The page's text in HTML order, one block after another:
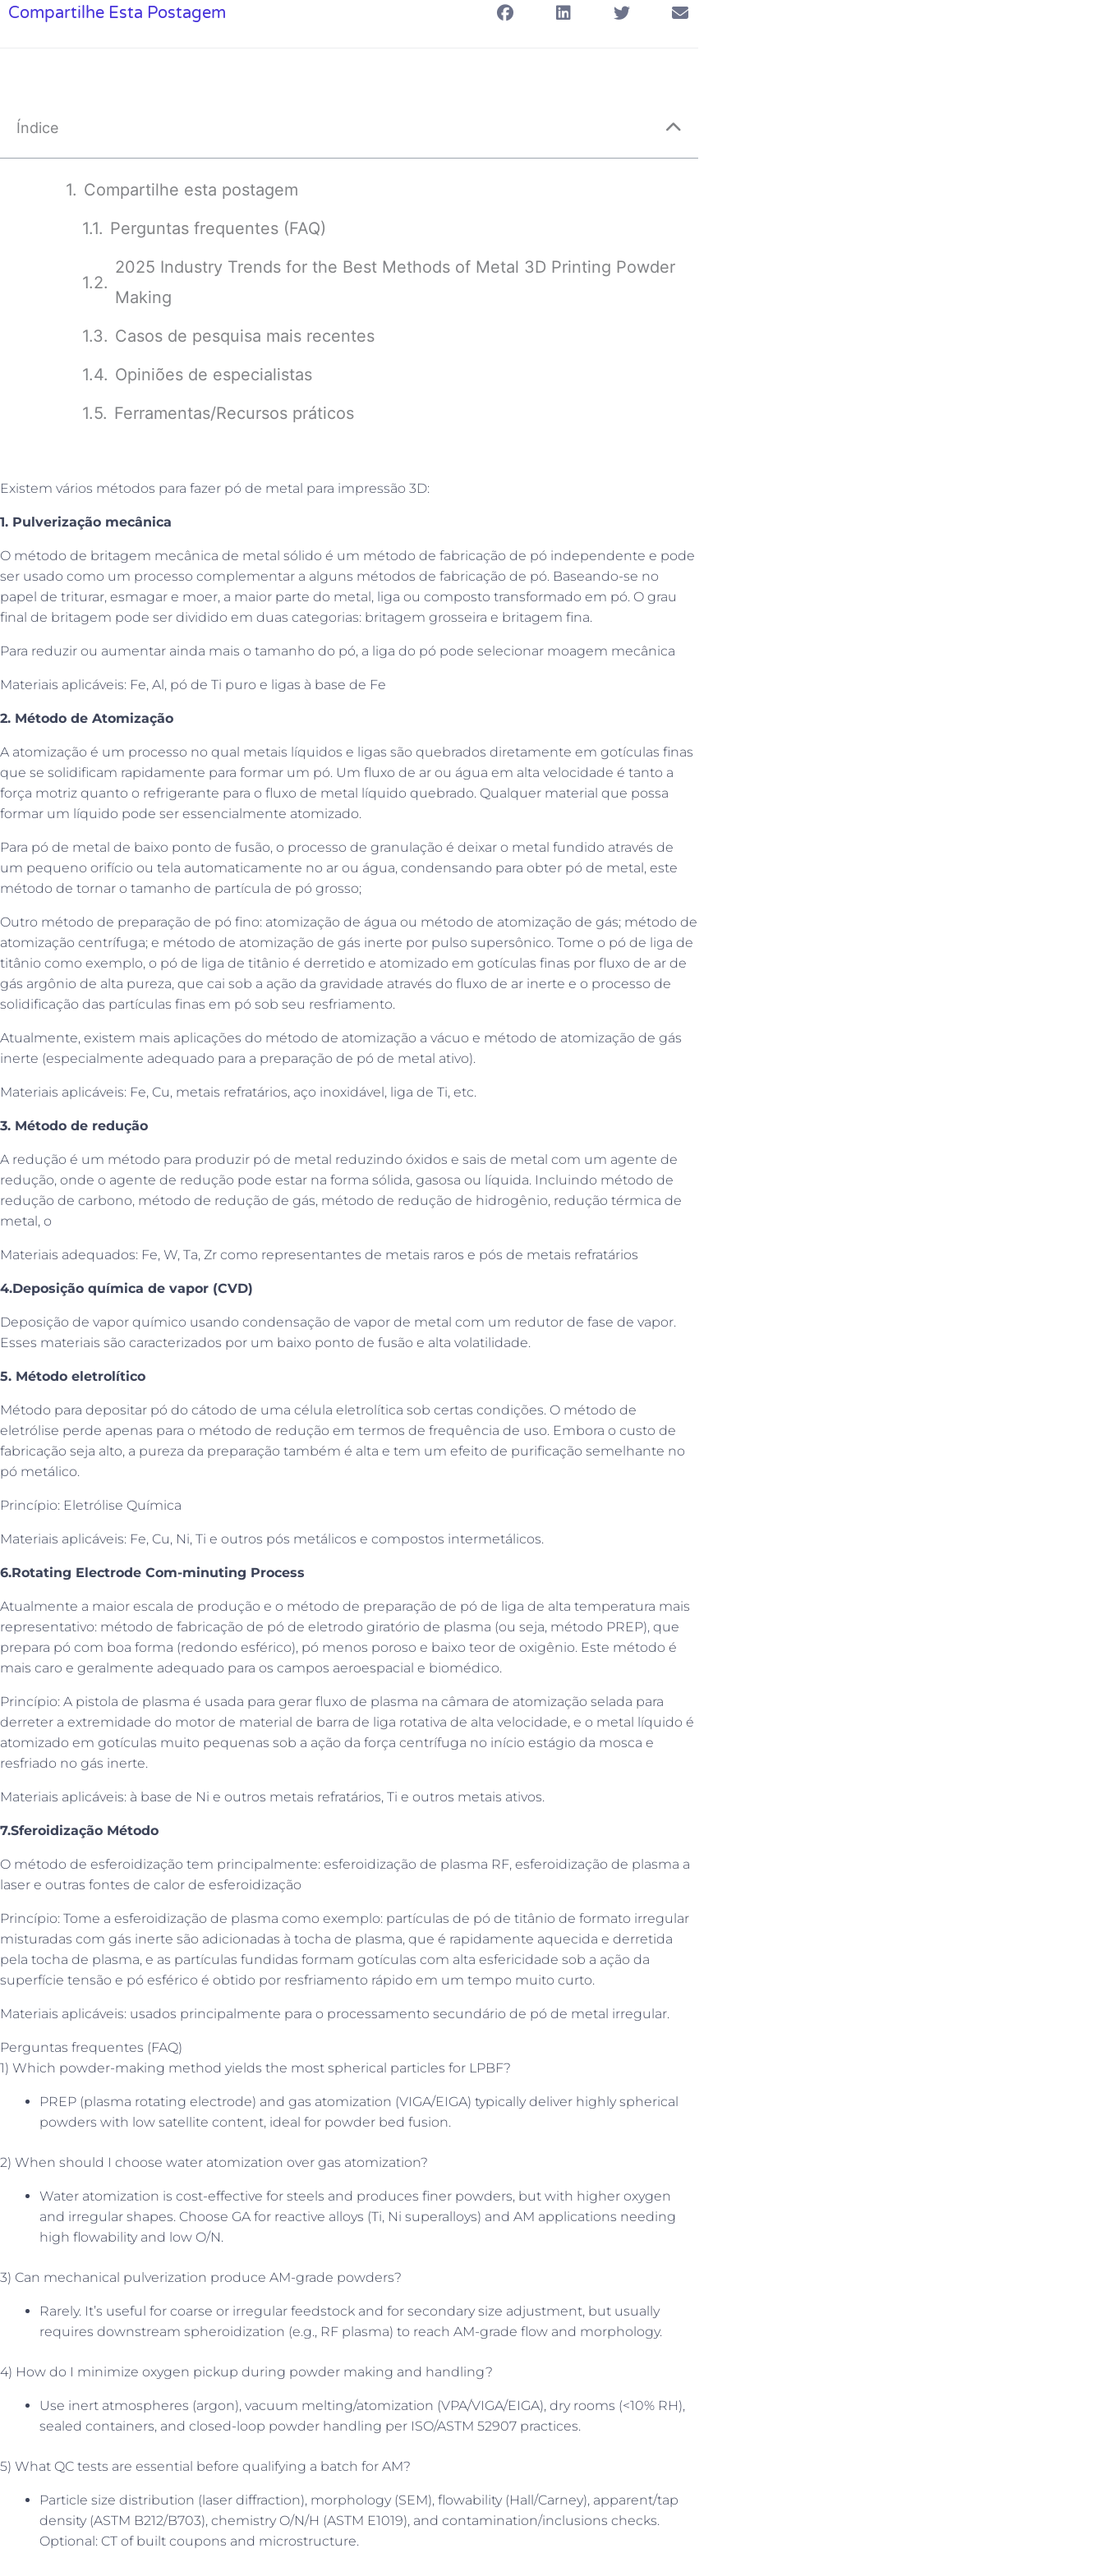
Compartilhe Esta Postagem
Índice
Compartilhe esta postagem
Perguntas frequentes (FAQ)
2025 Industry Trends for the Best Methods of Metal 3D Printing Powder
Making
Casos de pesquisa mais recentes
Opiniões de especialistas
Ferramentas/Recursos práticos
Existem vários métodos para fazer pó de metal para impressão 3D:
1. Pulverização mecânica
O método de britagem mecânica de metal sólido é um método de fabricação de pó independente e pode
ser usado como um processo complementar a alguns métodos de fabricação de pó. Baseando-se no
papel de triturar, esmagar e moer, a maior parte do metal, liga ou composto transformado em pó. O grau
final de britagem pode ser dividido em duas categorias: britagem grosseira e britagem fina.
Para reduzir ou aumentar ainda mais o tamanho do pó, a liga do pó pode selecionar moagem mecânica
Materiais aplicáveis: Fe, Al, pó de Ti puro e ligas à base de Fe
2. Método de Atomização
A atomização é um processo no qual metais líquidos e ligas são quebrados diretamente em gotículas finas
que se solidificam rapidamente para formar um pó. Um fluxo de ar ou água em alta velocidade é tanto a
força motriz quanto o refrigerante para o fluxo de metal líquido quebrado. Qualquer material que possa
formar um líquido pode ser essencialmente atomizado.
Para pó de metal de baixo ponto de fusão, o processo de granulação é deixar o metal fundido através de
um pequeno orifício ou tela automaticamente no ar ou água, condensando para obter pó de metal, este
método de tornar o tamanho de partícula de pó grosso;
Outro método de preparação de pó fino: atomização de água ou método de atomização de gás; método de
atomização centrífuga; e método de atomização de gás inerte por pulso supersônico. Tome o pó de liga de
titânio como exemplo, o pó de liga de titânio é derretido e atomizado em gotículas finas por fluxo de ar de
gás argônio de alta pureza, que cai sob a ação da gravidade através do fluxo de ar inerte e o processo de
solidificação das partículas finas em pó sob seu resfriamento.
Atualmente, existem mais aplicações do método de atomização a vácuo e método de atomização de gás
inerte (especialmente adequado para a preparação de pó de metal ativo).
Materiais aplicáveis: Fe, Cu, metais refratários, aço inoxidável, liga de Ti, etc.
3. Método de redução
A redução é um método para produzir pó de metal reduzindo óxidos e sais de metal com um agente de
redução, onde o agente de redução pode estar na forma sólida, gasosa ou líquida. Incluindo método de
redução de carbono, método de redução de gás, método de redução de hidrogênio, redução térmica de
metal, o
Materiais adequados: Fe, W, Ta, Zr como representantes de metais raros e pós de metais refratários
4.Deposição química de vapor (CVD)
Deposição de vapor químico usando condensação de vapor de metal com um redutor de fase de vapor.
Esses materiais são caracterizados por um baixo ponto de fusão e alta volatilidade.
5. Método eletrolítico
Método para depositar pó do cátodo de uma célula eletrolítica sob certas condições. O método de
eletrólise perde apenas para o método de redução em termos de frequência de uso. Embora o custo de
fabricação seja alto, a pureza da preparação também é alta e tem um efeito de purificação semelhante no
pó metálico.
Princípio: Eletrólise Química
Materiais aplicáveis: Fe, Cu, Ni, Ti e outros pós metálicos e compostos intermetálicos.
6.Rotating Electrode Com-minuting Process
Atualmente a maior escala de produção e o método de preparação de pó de liga de alta temperatura mais
representativo: método de fabricação de pó de eletrodo giratório de plasma (ou seja, método PREP), que
prepara pó com boa forma (redondo esférico), pó menos poroso e baixo teor de oxigênio. Este método é
mais caro e geralmente adequado para os campos aeroespacial e biomédico.
Princípio: A pistola de plasma é usada para gerar fluxo de plasma na câmara de atomização selada para
derreter a extremidade do motor de material de barra de liga rotativa de alta velocidade, e o metal líquido é
atomizado em gotículas muito pequenas sob a ação da força centrífuga no início estágio da mosca e
resfriado no gás inerte.
Materiais aplicáveis: à base de Ni e outros metais refratários, Ti e outros metais ativos.
7.Sferoidização Método
O método de esferoidização tem principalmente: esferoidização de plasma RF, esferoidização de plasma a
laser e outras fontes de calor de esferoidização
Princípio: Tome a esferoidização de plasma como exemplo: partículas de pó de titânio de formato irregular
misturadas com gás inerte são adicionadas à tocha de plasma, que é rapidamente aquecida e derretida
pela tocha de plasma, e as partículas fundidas formam gotículas com alta esfericidade sob a ação da
superfície tensão e pó esférico é obtido por resfriamento rápido em um tempo muito curto.
Materiais aplicáveis: usados principalmente para o processamento secundário de pó de metal irregular.
Perguntas frequentes (FAQ)
1) Which powder-making method yields the most spherical particles for LPBF?
PREP (plasma rotating electrode) and gas atomization (VIGA/EIGA) typically deliver highly spherical
powders with low satellite content, ideal for powder bed fusion.
2) When should I choose water atomization over gas atomization?
Water atomization is cost-effective for steels and produces finer powders, but with higher oxygen
and irregular shapes. Choose GA for reactive alloys (Ti, Ni superalloys) and AM applications needing
high flowability and low O/N.
3) Can mechanical pulverization produce AM-grade powders?
Rarely. It’s useful for coarse or irregular feedstock and for secondary size adjustment, but usually
requires downstream spheroidization (e.g., RF plasma) to reach AM-grade flow and morphology.
4) How do I minimize oxygen pickup during powder making and handling?
Use inert atmospheres (argon), vacuum melting/atomization (VPA/VIGA/EIGA), dry rooms (<10% RH),
sealed containers, and closed-loop powder handling per ISO/ASTM 52907 practices.
5) What QC tests are essential before qualifying a batch for AM?
Particle size distribution (laser diffraction), morphology (SEM), flowability (Hall/Carney), apparent/tap
density (ASTM B212/B703), chemistry O/N/H (ASTM E1019), and contamination/inclusions checks.
Optional: CT of built coupons and microstructure.